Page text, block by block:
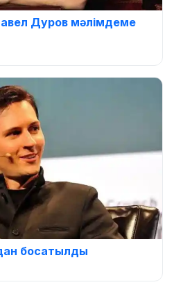
Дуров мәлімдеме
босатылды